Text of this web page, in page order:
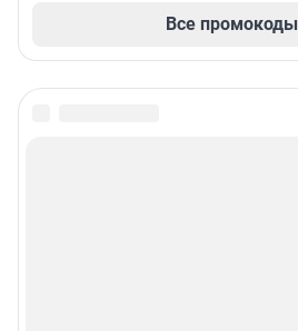
Все промокоды